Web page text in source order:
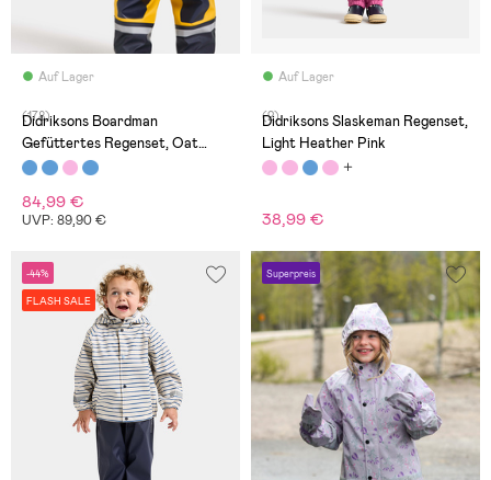
Auf Lager
(178)
Didriksons Boardman
Gefüttertes Regenset, Oat
Yellow
84,99 €
UVP: 89,90 €
Auf Lager
(2)
Didriksons Slaskeman Regenset,
Light Heather Pink
38,99 €
-44%
FLASH SALE
Superpreis